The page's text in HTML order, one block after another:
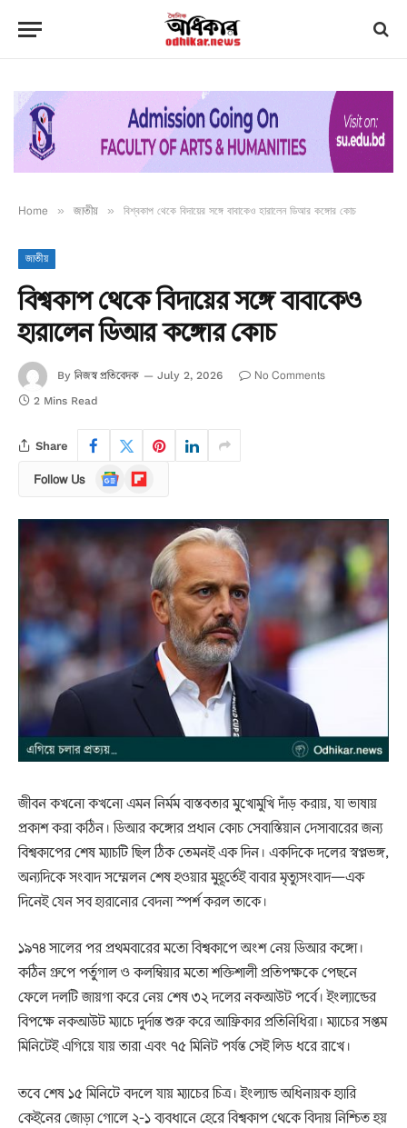
Home » জাতীয় » বিশ্বকাপ থেকে বিদায়ের সঙ্গে বাবাকেও হারালেন ডিআর কঙ্গোর কোচ
জাতীয়
বিশ্বকাপ থেকে বিদায়ের সঙ্গে বাবাকেও
হারালেন ডিআর কঙ্গোর কোচ
By নিজস্ব প্রতিবেদক July 2, 2026 No Comments
2 Mins Read
Share
Follow Us
Google
News
Flipboard
জীবন কখনো কখনো এমন নির্মম বাস্তবতার মুখোমুখি দাঁড় করায়, যা ভাষায়
প্রকাশ করা কঠিন। ডিআর কঙ্গোর প্রধান কোচ সেবাস্তিয়ান দেসাবারের জন্য
বিশ্বকাপের শেষ ম্যাচটি ছিল ঠিক তেমনই এক দিন। একদিকে দলের স্বপ্নভঙ্গ,
অন্যদিকে সংবাদ সম্মেলন শেষ হওয়ার মুহূর্তেই বাবার মৃত্যুসংবাদ—এক
দিনেই যেন সব হারানোর বেদনা স্পর্শ করল তাকে।
১৯৭৪ সালের পর প্রথমবারের মতো বিশ্বকাপে অংশ নেয় ডিআর কঙ্গো।
কঠিন গ্রুপে পর্তুগাল ও কলম্বিয়ার মতো শক্তিশালী প্রতিপক্ষকে পেছনে
ফেলে দলটি জায়গা করে নেয় শেষ ৩২ দলের নকআউট পর্বে। ইংল্যান্ডের
বিপক্ষে নকআউট ম্যাচে দুর্দান্ত শুরু করে আফ্রিকার প্রতিনিধিরা। ম্যাচের সপ্তম
মিনিটেই এগিয়ে যায় তারা এবং ৭৫ মিনিট পর্যন্ত সেই লিড ধরে রাখে।
তবে শেষ ১৫ মিনিটে বদলে যায় ম্যাচের চিত্র। ইংল্যান্ড অধিনায়ক হ্যারি
কেইনের জোড়া গোলে ২-১ ব্যবধানে হেরে বিশ্বকাপ থেকে বিদায় নিশ্চিত হয়